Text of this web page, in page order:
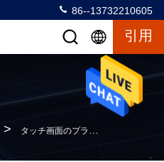
86--13732210605
引用
> タッチ画面のプラスチック ガラス透明物は霞および伝達テストCS-720を明確にするためにメーターで計る